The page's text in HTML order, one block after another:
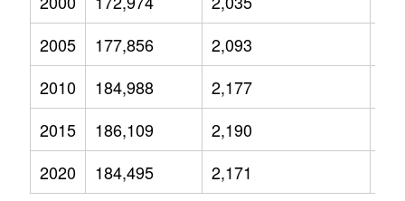
2005
177,856 2,093
2010
184,988 2,177
2015
186,109 2,190
2020
184,495 2,171